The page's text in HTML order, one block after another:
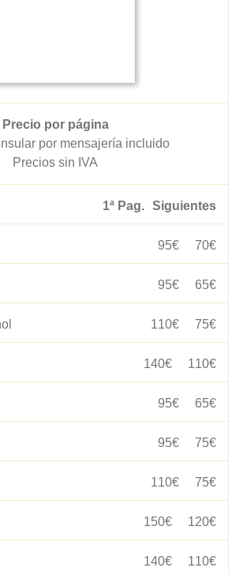
Precio por página
por mensajería incluido
Precios sin IVA
Siguientes
1ª Pag.
70€
95€
65€
95€
75€
110€
110€
140€
65€
95€
75€
95€
75€
110€
120€
150€
110€
140€